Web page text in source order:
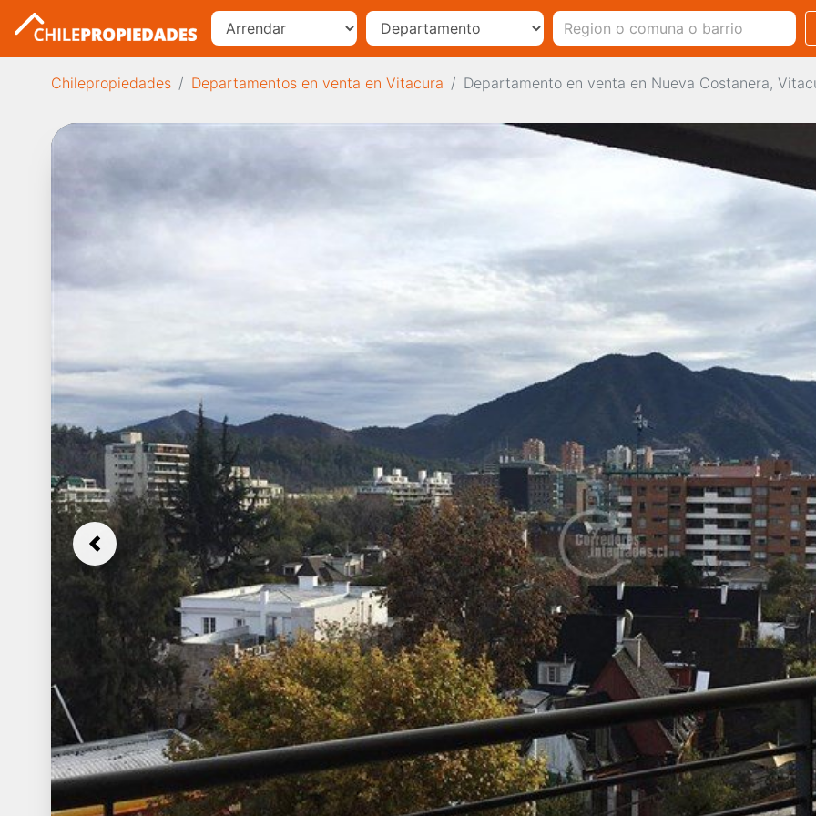
Chilepropiedades Departamentos en venta en Vitacura Departamento en venta en Nueva Costanera,
Previous